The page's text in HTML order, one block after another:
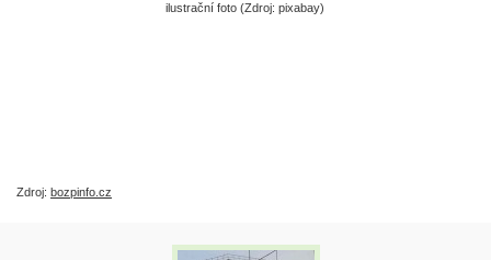
ilustrační foto (Zdroj: pixabay)
Zdroj: bozpinfo.cz